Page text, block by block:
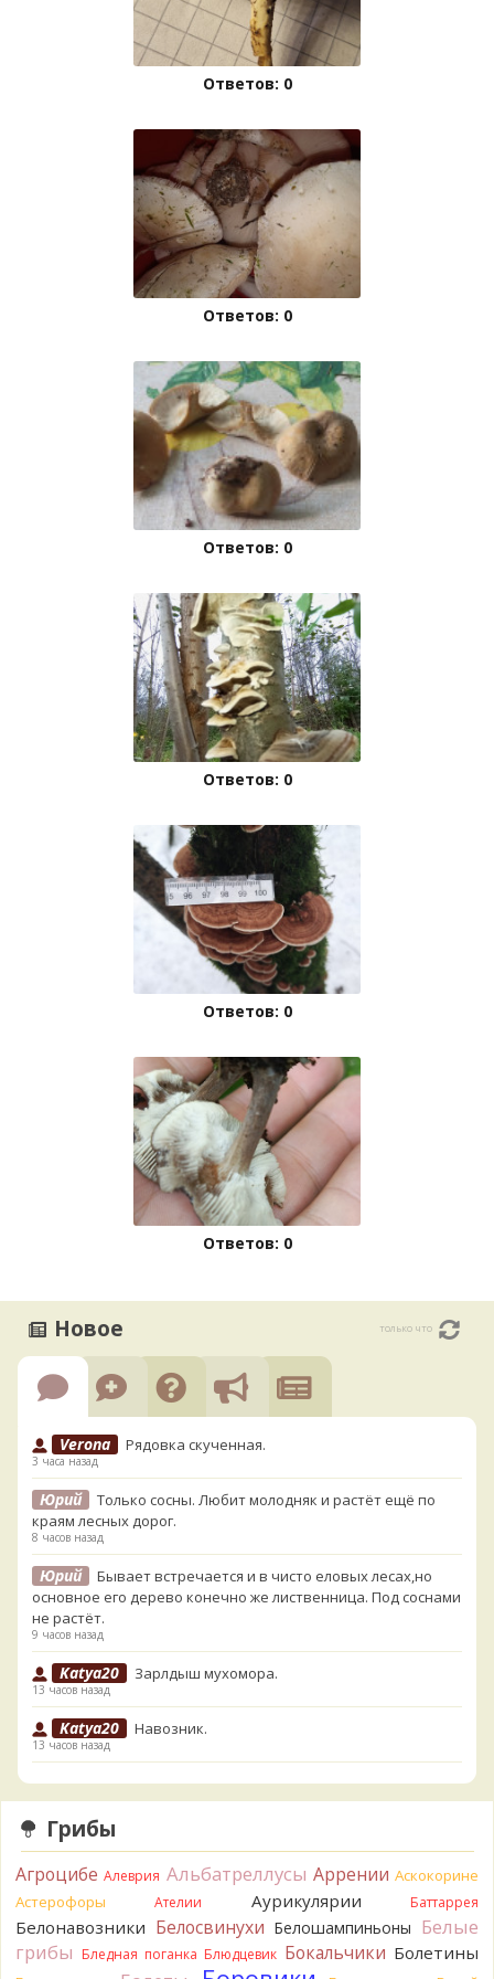
Ответов: 0
Ответов: 0
Ответов: 0
Ответов: 0
Ответов: 0
Ответов: 0
Новое только что
Verona Рядовка скученная.
3 часа назад
Юрий
Только сосны. Любит молодняк и растёт ещё по
краям лесных дорог.
8 часов назад
Юрий
Бывает встречается и в чисто еловых лесах,но
основное его дерево конечно же лиственница. Под соснами
не растёт.
9 часов назад
Katya20 Зарлдыш мухомора.
13 часов назад
Katya20 Навозник.
13 часов назад
Verona Скорее всего он.
1 день назад
Verona
1 день назад
Verona
Рядовка мыльная, судя по пластинкам.
Правильно сделали, что не взяли.
1 день назад
Грибы
Агроцибе Алеврия Альбатреллусы Аррении Аскокорине
Астерофоры
Ателии Аурикулярии Баттаррея
Белонавозники Белосвинухи Белошампиньоны Белые
грибы Бледная поганка Блюдцевик Бокальчики Болетины